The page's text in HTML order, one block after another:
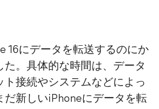
16にデータを転送するのにか
。具体的な時間は、データ
接続やシステムなどによっ
だ新しいiPhoneにデータを転